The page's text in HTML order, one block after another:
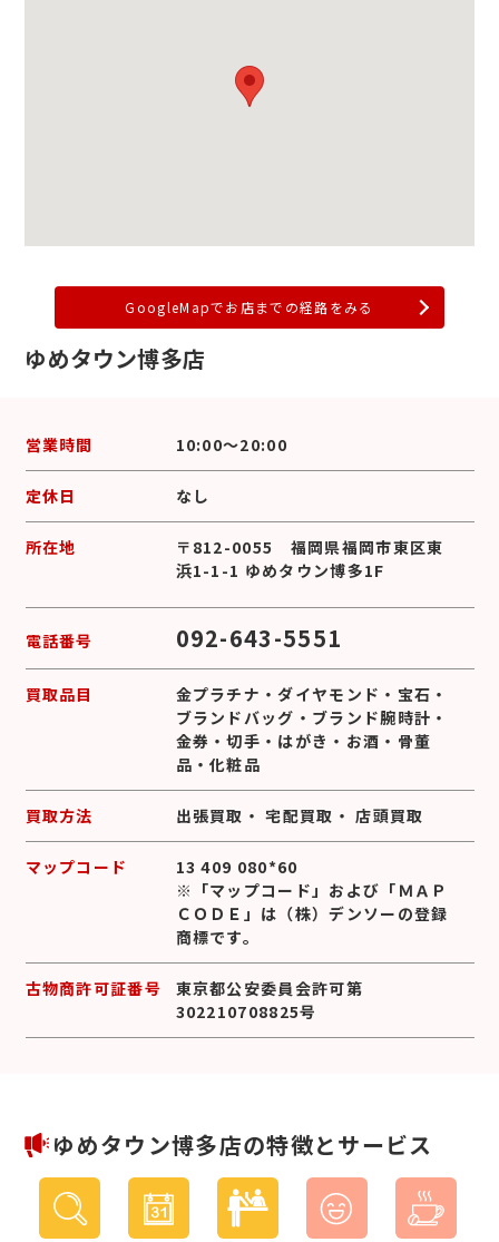
GoogleMapでお店までの経路をみる
ゆめタウン博多店
営業時間 10:00～20:00
定休日 なし
所在地
〒812-0055 福岡県福岡市東区東
浜1-1-1 ゆめタウン博多1F
電話番号 092-643-5551
買取品目 金プラチナ ・ダイヤモンド ・ 宝石 ・
ブランドバッグ ・ ブランド腕時計 ・
金券 ・切手 ・ はがき ・ お酒 ・ 骨董
品 ・化粧品
買取方法 出張買取 ・宅配買取 ・店頭買取
マップコード
13 409 080*60
※「マップコード」および「ＭＡＰ
ＣＯＤＥ」は（株）デンソーの登録
商標です。
古物商許可証番号
東京都公安委員会許可第
302210708825号
ゆめタウン博多店の特徴とサービス